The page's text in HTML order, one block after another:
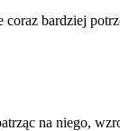
coraz bardziej
na niego,